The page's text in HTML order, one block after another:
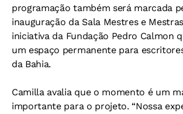
programação também será marcada
inauguração da Sala Mestres e
iniciativa da Fundação Pedro Calmon
um espaço permanente para
da Bahia.
Camilla avalia que o momento é um
importante para o projeto. “Nossa